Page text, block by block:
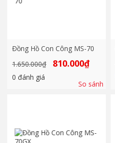
Đồng Hồ Con Công MS-70
1.650.000₫
Giá
gốc
1.650.000₫.
810.000₫Giá
là:
0 đánh giá
So sánh